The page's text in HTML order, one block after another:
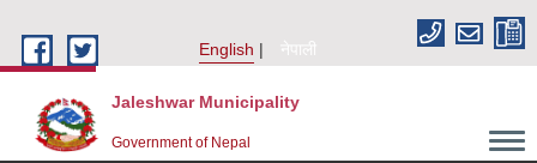
English
नेपाली
Jaleshwar Municipality
Government of Nepal